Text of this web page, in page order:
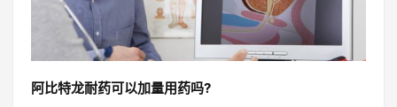
阿比特龙耐药可以加量用药吗?